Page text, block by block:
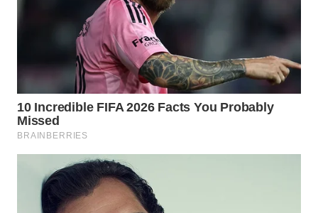
SIMALUNGUN
WN
LABUHANBATU
WN
TAPANULI